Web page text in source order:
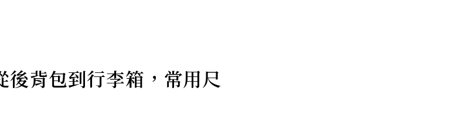
背包到行李箱，常用尺